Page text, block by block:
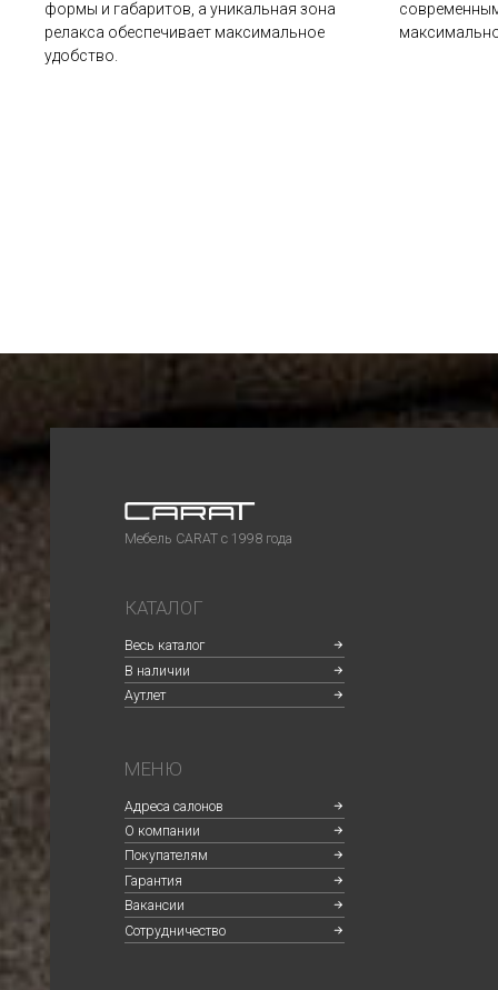
формы и габаритов, а уникальная зона
релакса обеспечивает максимальное
удобство.
Аутлет
МЕНЮ
Гарантия
Вакансии
Политика конфиденциальности